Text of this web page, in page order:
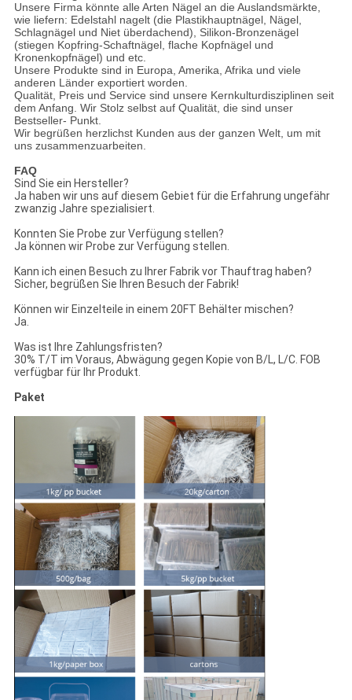
Unsere Firma könnte alle Arten Nägel an die Auslandsmärkte,
wie liefern: Edelstahl nagelt (die Plastikhauptnägel, Nägel,
Schlagnägel und Niet überdachend), Silikon-Bronzenägel
(stiegen Kopfring-Schaftnägel, flache Kopfnägel und
Kronenkopfnägel) und etc.
Unsere Produkte sind in Europa, Amerika, Afrika und viele
anderen Länder exportiert worden.
Qualität, Preis und Service sind unsere Kernkulturdisziplinen seit
dem Anfang. Wir Stolz selbst auf Qualität, die sind unser
Bestseller- Punkt.
Wir begrüßen herzlichst Kunden aus der ganzen Welt, um mit
uns zusammenzuarbeiten.
FAQ
Sind Sie ein Hersteller?
Ja haben wir uns auf diesem Gebiet für die Erfahrung ungefähr
zwanzig Jahre spezialisiert.
Konnten Sie Probe zur Verfügung stellen?
Ja können wir Probe zur Verfügung stellen.
Kann ich einen Besuch zu Ihrer Fabrik vor Thauftrag haben?
Sicher, begrüßen Sie Ihren Besuch der Fabrik!
Können wir Einzelteile in einem 20FT Behälter mischen?
Ja.
Was ist Ihre Zahlungsfristen?
30% T/T im Voraus, Abwägung gegen Kopie von B/L, L/C. FOB
verfügbar für Ihr Produkt.
Paket